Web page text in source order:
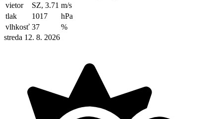
vietor
SZ, 3.71 m/s
tlak
1017
hPa
vlhkosť 37
%
streda 12. 8. 2026